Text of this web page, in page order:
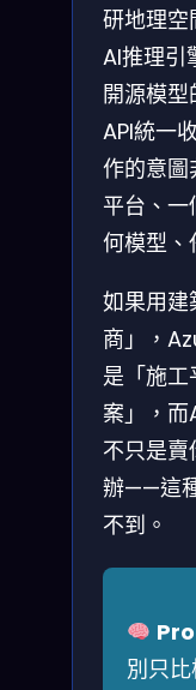
研地理
AI推理引
開源模
API統一
作的意圖
平台、一
何模型、
如果用
商」，
是「施
案」，
不只是
辦——這
不到。
別只